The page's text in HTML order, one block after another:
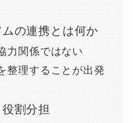
の連携とは何か
力関係ではない
整理することが出発
割分担